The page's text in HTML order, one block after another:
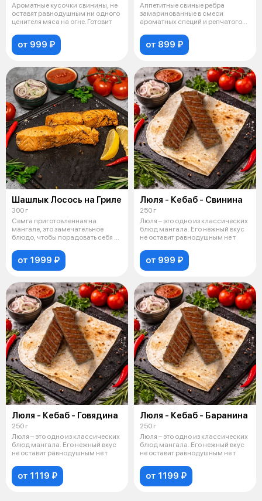
Ароматные кусочки свинины, не
оставят равнодушным ни одного
ценителя мяса на огне. Готовит
от 999 ₽
Аппетитные свиные ребра
замаринованные в смеси
ароматных специй и репчатого
от 899 ₽
Шашлык Лосось на Гриле
300 г
Семга приготовленная на
мангале, это замечательное
блюдо, чтобы порадовать себя и
от 1999 ₽
Люля - Кебаб - Свинина
250 г
Люля – это одно из классических
блюд мангала. Его нежный вкус
не оставит равнодушным не т
от 999 ₽
Люля - Кебаб - Говядина
250 г
Люля – это одно из классических
блюд мангала. Его нежный вкус
не оставит равнодушным не т
от 1119 ₽
Люля - Кебаб - Баранина
250 г
Люля – это одно из классических
блюд мангала. Его нежный вкус
не оставит равнодушным не т
от 1199 ₽